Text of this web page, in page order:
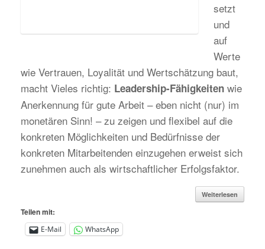
setzt
und
auf
Werte
wie Vertrauen, Loyalität und Wertschätzung baut,
macht Vieles richtig: Leadership-Fähigkeiten wie
Anerkennung für gute Arbeit – eben nicht (nur) im
monetären Sinn! – zu zeigen und flexibel auf die
konkreten Möglichkeiten und Bedürfnisse der
konkreten Mitarbeitenden einzugehen erweist sich
zunehmen auch als wirtschaftlicher Erfolgsfaktor.
Weiterlesen
Teilen mit:
E-Mail WhatsApp